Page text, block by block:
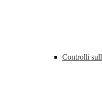
Controlli